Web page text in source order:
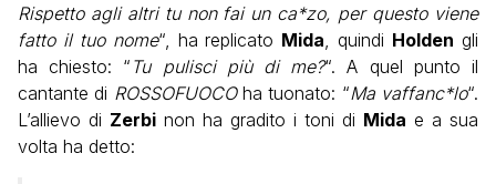
Rispetto agli altri tu non fai un ca*zo, per questo viene
fatto il tuo nome“, ha replicato Mida, quindi Holden gli
ha chiesto: “ Tu pulisci più di me?“. A quel punto il
cantante di ROSSOFUOCOha tuonato: “Ma vaffanc*lo“.
L’allievo di Zerbi non ha gradito i toni di Mida e a sua
volta ha detto: